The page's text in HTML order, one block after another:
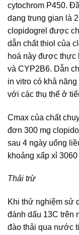
cytochrom P450.
dạng trung gian là
clopidogrel được
dẫn chất thiol của
hoá này được thực
và CYP2B6. Dẫn
in vitro có khả
với các thụ thể ở
Cmax của chất
đơn 300 mg
sau 4 ngày uống
khoảng xấp xỉ
Thải trừ
Khi thử nghiệm sử
đánh dấu 13C trên
đào thải qua nước